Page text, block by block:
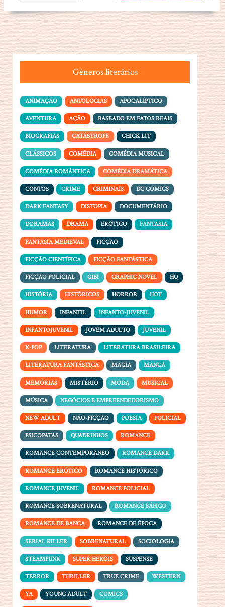
Gêneros literários
ANIMAÇÃO ANTOLOGIAS APOCALÍPTICO
AVENTURA AÇÃO BASEADO EM FATOS REAIS
BIOGRAFIAS CATÁSTROFE CHICK LIT
CLÁSSICOS COMÉDIA COMÉDIA MUSICAL
COMÉDIA ROMÂNTICA COMÉDIA DRAMÁTICA
CONTOS CRIME CRIMINAIS DC COMICS
DARK FANTASY DISTOPIA DOCUMENTÁRIO
DORAMAS DRAMA ERÓTICO FANTASIA
FANTASIA MEDIEVAL FICÇÃO
FICÇÃO CIENTÍFICA FICÇÃO FANTÁSTICA
FICÇÃO POLICIAL GIBI GRAPHIC NOVEL HQ
HISTÓRIA HISTÓRICOS HORROR HOT
HUMOR INFANTIL INFANTO-JUVENIL
INFANTOJUVENIL JOVEM ADULTO JUVENIL
K-POP LITERATURA LITERATURA BRASILEIRA
LITERATURA FANTÁSTICA MAGIA MANGÁ
MEMÓRIAS MISTÉRIO MODA MUSICAL
MÚSICA NEGÓCIOS E EMPREENDEDORISMO
NEW ADULT NÃO-FICÇÃO POESIA POLICIAL
PSICOPATAS QUADRINHOS ROMANCE
ROMANCE CONTEMPORÂNEO ROMANCE DARK
ROMANCE ERÓTICO ROMANCE HISTÓRICO
ROMANCE JUVENIL ROMANCE POLICIAL
ROMANCE SOBRENATURAL ROMANCE SÁFICO
ROMANCE DE BANCA ROMANCE DE ÉPOCA
SERIAL KILLER SOBRENATURAL SOCIOLOGIA
STEAMPUNK SUPER HERÓIS SUSPENSE
TERROR THRILLER TRUE CRIME WESTERN
YA YOUNG ADULT COMICS